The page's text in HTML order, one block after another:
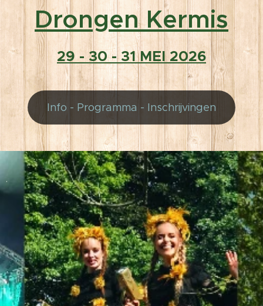
Drongen Kermis
29 - 30 - 31 MEI 2026
Info - Programma - Inschrijvingen
.